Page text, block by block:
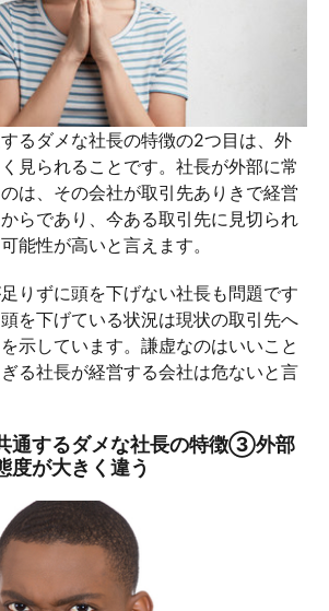
るダメな社長の特徴の2つ目は、外
見られることです。社長が外部に常
は、その会社が取引先ありきで経営
らであり、今ある取引先に見切られ
能性が高いと言えます。
りずに頭を下げない社長も問題です
を下げている状況は現状の取引先へ
示しています。謙虚なのはいいこと
る社長が経営する会社は危ないと言
通するダメな社長の特徴③外部
度が大きく違う